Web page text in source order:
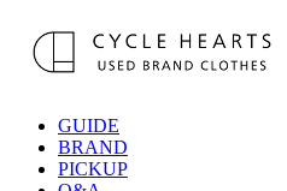
GUIDE
BRAND
PICKUP